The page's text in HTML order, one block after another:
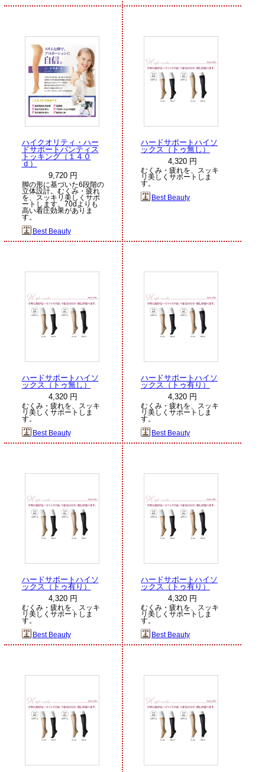
ハイクオリティ・ハー
ドサポートパンティス
トッキング（１４０
ｄ）
9,720 円
脚の形に基づいた6段階の
立体設計。むくみ・疲れ
を、スッキリ美しくサポ
ートします。70dよりも
高い着圧効果がありま
す。
Best Beauty
ハードサポートハイソ
ックス（トゥ無し）
4,320 円
むくみ・疲れを、スッキ
リ美しくサポートしま
す。
Best Beauty
ハードサポートハイソ
ックス（トゥ無し）
4,320 円
むくみ・疲れを、スッキ
リ美しくサポートしま
す。
Best Beauty
ハードサポートハイソ
ックス（トゥ有り）
4,320 円
むくみ・疲れを、スッキ
リ美しくサポートしま
す。
Best Beauty
ハードサポートハイソ
ックス（トゥ有り）
4,320 円
むくみ・疲れを、スッキ
リ美しくサポートしま
す。
Best Beauty
ハードサポートハイソ
ックス（トゥ有り）
4,320 円
むくみ・疲れを、スッキ
リ美しくサポートしま
す。
Best Beauty